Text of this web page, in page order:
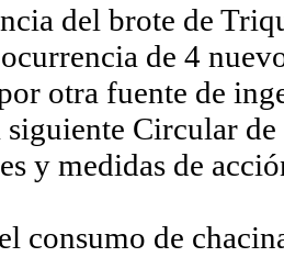
del brote de
de 4
otra fuente de
siguiente Circular
y medidas de
consumo de